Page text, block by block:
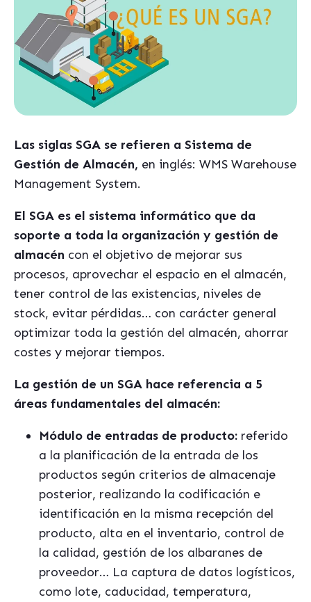
Las siglas SGA se refieren a Sistema de
Gestión de Almacén, en inglés: WMS Warehouse
Management System.
El SGA es el sistema informático que da
soporte a toda la organización y gestión de
almacén con el objetivo de mejorar sus
procesos, aprovechar el espacio en el almacén,
tener control de las existencias, niveles de
stock, evitar pérdidas… con carácter general
optimizar toda la gestión del almacén, ahorrar
costes y mejorar tiempos.
La gestión de un SGA hace referencia a 5
áreas fundamentales del almacén:
Módulo de entradas de producto: referido
a la planificación de la entrada de los
productos según criterios de almacenaje
posterior, realizando la codificación e
identificación en la misma recepción del
producto, alta en el inventario, control de
la calidad, gestión de los albaranes de
proveedor… La captura de datos logísticos,
como lote, caducidad, temperatura,